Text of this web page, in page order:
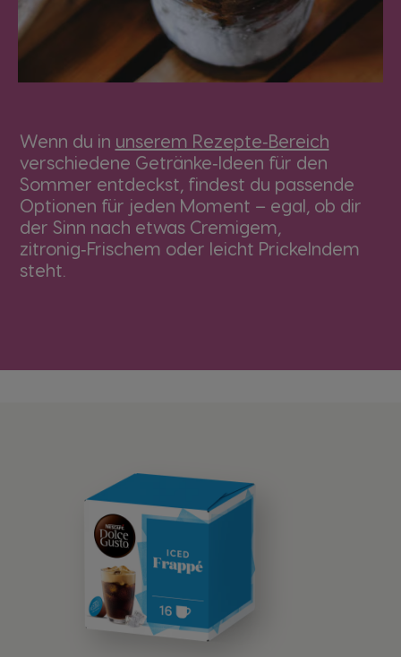
Wenn du in unserem Rezepte‑Bereich
verschiedene Getränke‑Ideen für den
Sommer entdeckst, findest du passende
Optionen für jeden Moment – egal, ob dir
der Sinn nach etwas Cremigem,
zitronig‑Frischem oder leicht Prickelndem
steht.